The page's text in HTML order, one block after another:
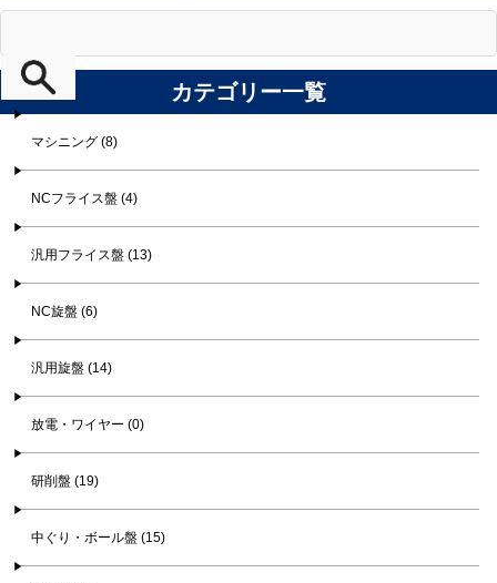
カテゴリー一覧
マシニング (8)
NCフライス盤 (4)
汎用フライス盤 (13)
NC旋盤 (6)
汎用旋盤 (14)
放電・ワイヤー (0)
研削盤 (19)
中ぐり・ボール盤 (15)